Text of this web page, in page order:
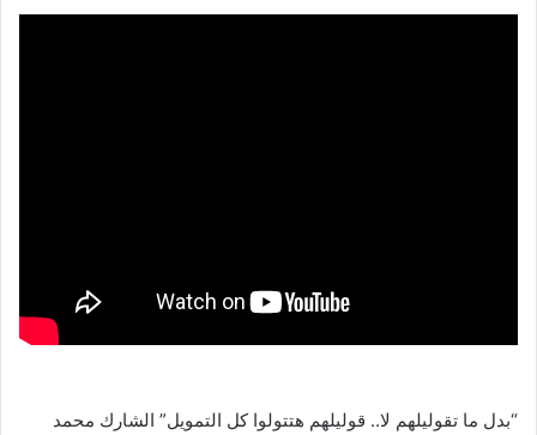
“بدل ما تقوليلهم لا.. قوليلهم هتتولوا كل التمويل” الشارك محمد